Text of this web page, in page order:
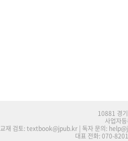
10881 경
사업자
교재 검토: textbook@jpub.kr | 독자 문의:
대표 전화: 070-